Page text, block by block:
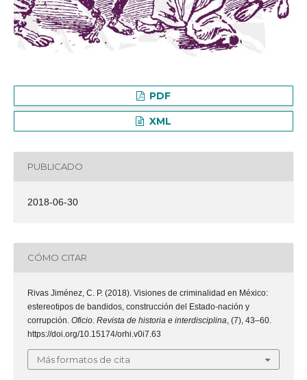
PDF
XML
PUBLICADO
2018-06-30
CÓMO CITAR
Rivas Jiménez, C. P. (2018). Visiones de criminalidad en México:
estereotipos de bandidos, construcción del Estado-nación y
corrupción. Oficio. Revista de historia e interdisciplina, (7), 43–60.
https://doi.org/10.15174/orhi.v0i7.63
Más formatos de cita